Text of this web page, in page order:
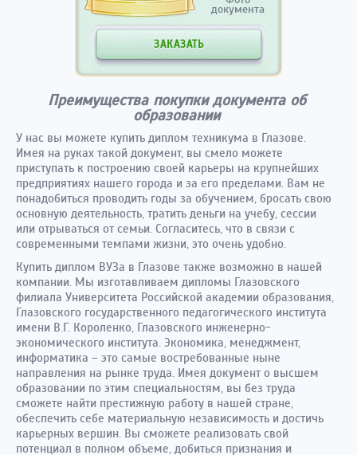
документа
ЗАКАЗАТЬ
Преимущества покупки документа об
образовании
У нас вы можете купить диплом техникума в Глазове.
Имея на руках такой документ, вы смело можете
приступать к построению своей карьеры на крупнейших
предприятиях нашего города и за его пределами. Вам не
понадобиться проводить годы за обучением, бросать свою
основную деятельность, тратить деньги на учебу, сессии
или отрываться от семьи. Согласитесь, что в связи с
современными темпами жизни, это очень удобно.
Купить диплом ВУЗа в Глазове также возможно в нашей
компании. Мы изготавливаем дипломы Глазовского
филиала Университета Российской академии образования,
Глазовского государственного педагогического института
имени В.Г. Короленко, Глазовского инженерно-
экономического института. Экономика, менеджмент,
информатика – это самые востребованные ныне
направления на рынке труда. Имея документ о высшем
образовании по этим специальностям, вы без труда
сможете найти престижную работу в нашей стране,
обеспечить себе материальную независимость и достичь
карьерных вершин. Вы сможете реализовать свой
потенциал в полном объеме, добиться признания и